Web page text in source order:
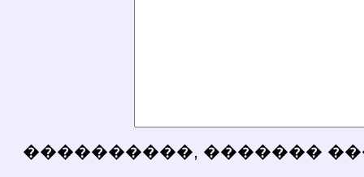
����������, �������